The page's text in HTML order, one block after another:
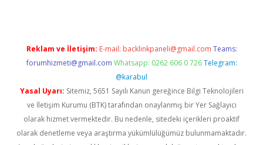
Reklam ve İletişim: E-mail: backlinkpaneli@gmail.com Teams:
forumhizmeti@gmail.com Whatsapp: 0262 606 0 726 Telegram:
@karabul
Yasal Uyarı: Sitemiz, 5651 Sayılı Kanun gereğince Bilgi Teknolojileri
ve İletişim Kurumu (BTK) tarafından onaylanmış bir Yer Sağlayıcı
olarak hizmet vermektedir. Bu nedenle, sitedeki içerikleri proaktif
olarak denetleme veya araştırma yükümlülüğümüz bulunmamaktadır.